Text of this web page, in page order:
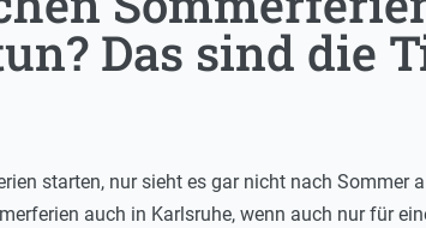
Das sind die
starten, nur sieht es gar nicht nach Sommer
auch in Karlsruhe, wenn auch nur für